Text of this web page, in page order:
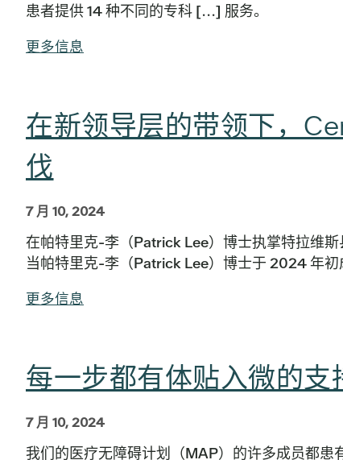
患者提供 14 种不同的专科 [...] 服务。
更多信息
在新领导层的带领下，
伐
7 月 10, 2024
在帕特里克-李（Patrick Lee）博士执掌特拉维
当帕特里克-李（Patrick Lee）博士于 2024 年
更多信息
每一步都有体贴入微的支
7 月 10, 2024
我们的医疗无障碍计划（MAP）的许多成员都